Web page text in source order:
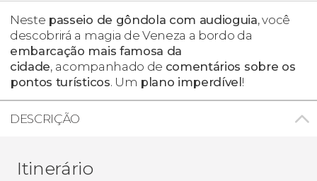
Neste passeio de gôndola com audioguia, você
descobrirá a magia de Veneza a bordo da
embarcação mais famosa da
cidade, acompanhado de comentários sobre os
pontos turísticos. Um plano imperdível!
DESCRIÇÃO
Itinerário